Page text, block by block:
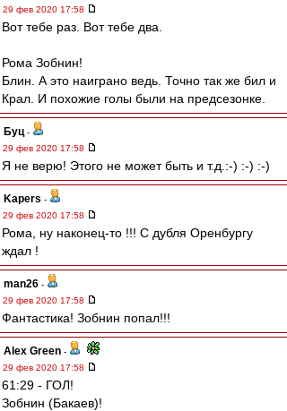
29 фев 2020 17:58
Вот тебе раз. Вот тебе два.
Рома Зобнин!
Блин. А это наиграно ведь. Точно так же бил и
Крал. И похожие голы были на предсезонке.
Буц -
29 фев 2020 17:58
Я не верю! Этого не может быть и т.д.:-) :-) :-)
Kapers -
29 фев 2020 17:58
Рома, ну наконец-то !!! С дубля Оренбургу
ждал !
man26 -
29 фев 2020 17:58
Фантастика! Зобнин попал!!!
Alex Green -
29 фев 2020 17:58
61:29 - ГОЛ!
Зобнин (Бакаев)!